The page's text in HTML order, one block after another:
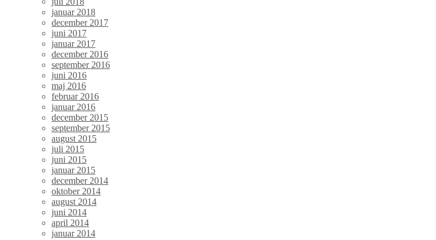
januar 2018
december 2017
juni 2017
januar 2017
december 2016
september 2016
juni 2016
maj 2016
februar 2016
januar 2016
december 2015
september 2015
august 2015
juli 2015
juni 2015
januar 2015
december 2014
oktober 2014
august 2014
juni 2014
april 2014
januar 2014